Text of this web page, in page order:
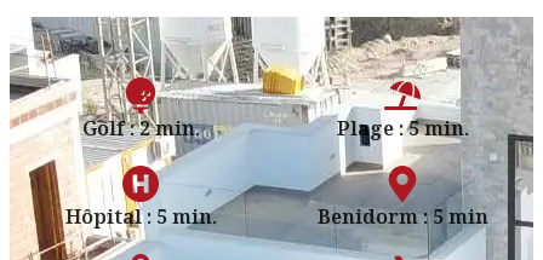
Golf : 2 min. Plage : 5 min.
Hôpital : 5 min. Benidorm : 5 min